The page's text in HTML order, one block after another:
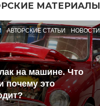
МАТЕРИАЛЫ
АВТОРСКИЕ СТАТЬИ НОВОСТИ
на машине. Что
почему это